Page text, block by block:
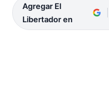
Agregar El
Libertador en